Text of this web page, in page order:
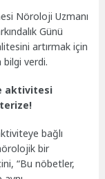
Nöroloji Uzmanı
Günü
artırmak için
verdi.
aktivitesi
bağlı
bir
“Bu nöbetler,